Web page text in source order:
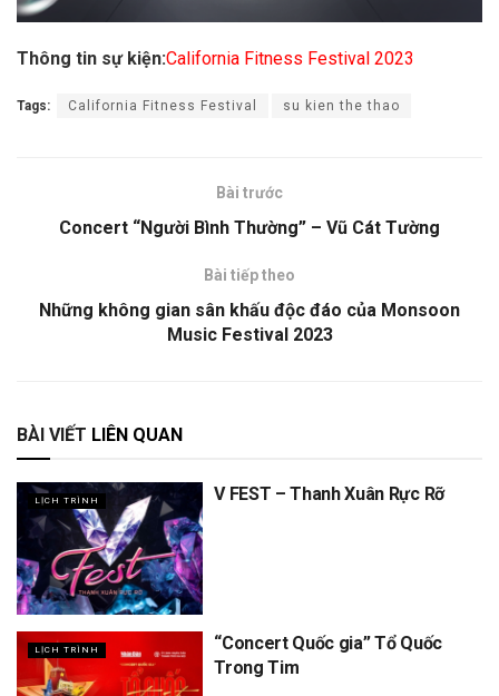
Thông tin sự kiện:California Fitness Festival 2023
Tags: California Fitness Festival su kien the thao
Bài trước
Concert “Người Bình Thường” – Vũ Cát Tường
Bài tiếp theo
Những không gian sân khấu độc đáo của Monsoon
Music Festival 2023
BÀI VIẾT LIÊN QUAN
LỊCH TRÌNH V FEST – Thanh Xuân Rực Rỡ
LỊCH TRÌNH
“Concert Quốc gia” Tổ Quốc
Trong Tim